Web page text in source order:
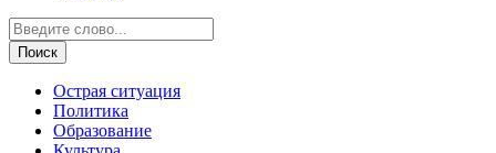
Острая ситуация
Политика
Образование